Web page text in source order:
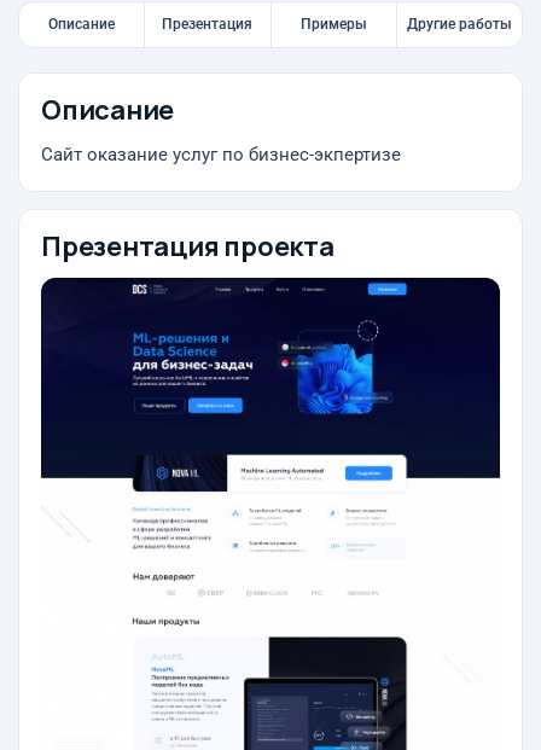
Описание Презентация Примеры Другие работы
Описание
Сайт оказание услуг по бизнес-экпертизе
Презентация проекта